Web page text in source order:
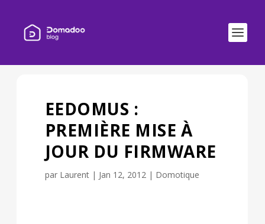
EEDOMUS :
PREMIÈRE MISE À
JOUR DU FIRMWARE
par Laurent| Jan 12, 2012| Domotique